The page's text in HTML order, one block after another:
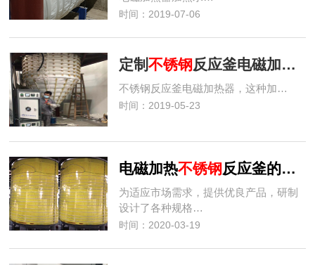
时间：2019-07-06
定制不锈钢 反应釜电磁加热器
不锈钢反应釜电磁加热器，这种加…
时间：2019-05-23
电磁加热不锈钢 反应釜的原理是什么？
为适应市场需求，提供优良产品，研制
设计了各种规格…
时间：2020-03-19